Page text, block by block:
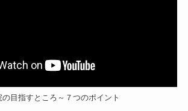
の目指すところ～７つのポイント